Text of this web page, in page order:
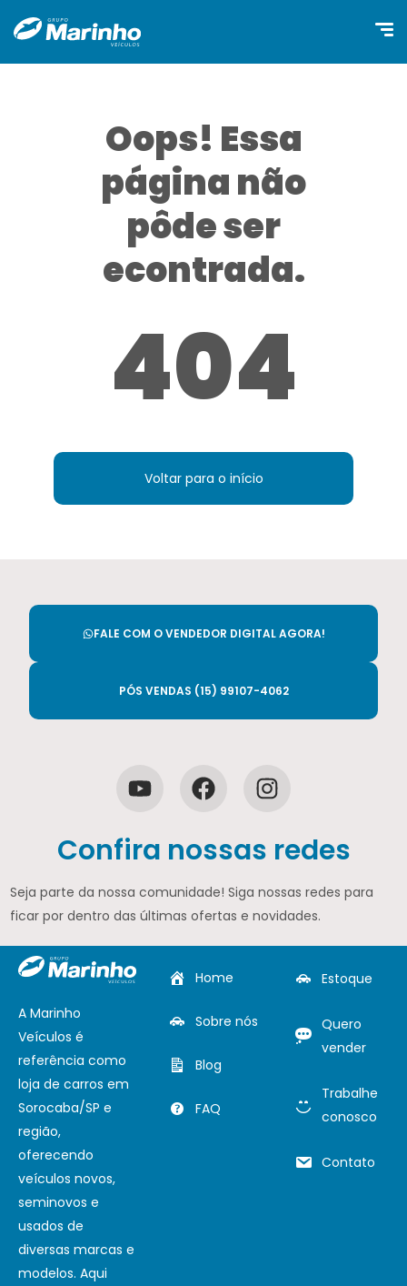
Oops! Essa
página não
pôde ser
econtrada.
404
Voltar para o início
FALE COM O VENDEDOR DIGITAL AGORA!
PÓS VENDAS (15) 99107-4062
Confira nossas redes
Seja parte da nossa comunidade! Siga nossas redes para
ficar por dentro das últimas ofertas e novidades.
A Marinho
Veículos é
referência como
loja de carros em
Sorocaba/SP e
região,
oferecendo
veículos novos,
seminovos e
usados de
diversas marcas e
modelos. Aqui
Home
Sobre nós
Blog
FAQ
Estoque
Quero
vender
Trabalhe
conosco
Contato